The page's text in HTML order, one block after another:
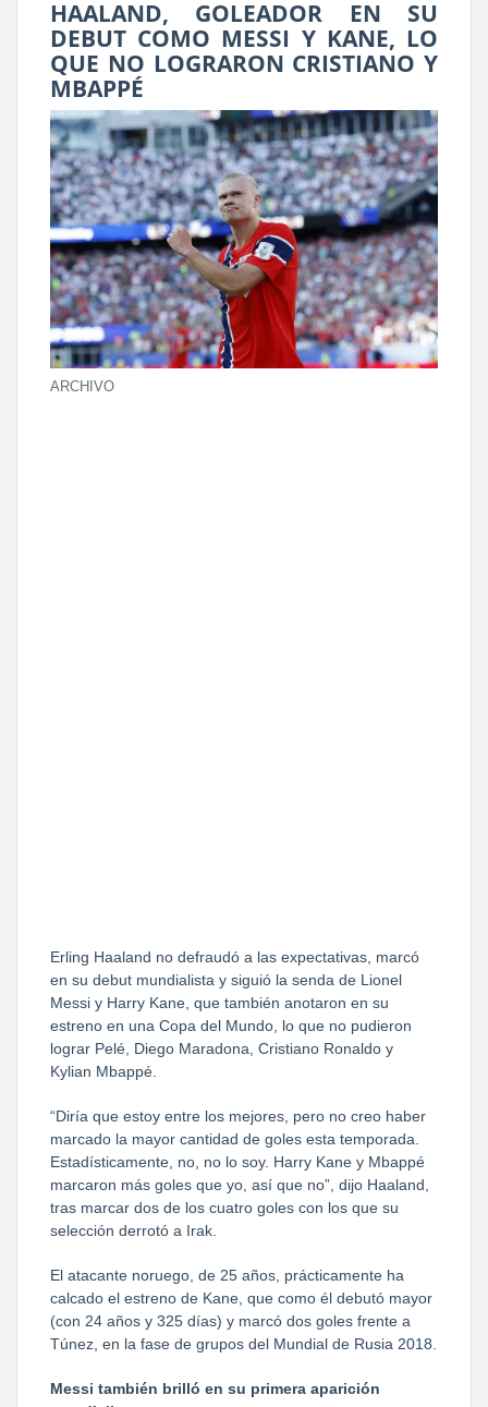
HAALAND, GOLEADOR EN SU
DEBUT COMO MESSI Y KANE, LO
QUE NO LOGRARON CRISTIANO Y
MBAPPÉ
ARCHIVO
Erling Haaland no defraudó a las expectativas, marcó
en su debut mundialista y siguió la senda de Lionel
Messi y Harry Kane, que también anotaron en su
estreno en una Copa del Mundo, lo que no pudieron
lograr Pelé, Diego Maradona, Cristiano Ronaldo y
Kylian Mbappé.
“Diría que estoy entre los mejores, pero no creo haber
marcado la mayor cantidad de goles esta temporada.
Estadísticamente, no, no lo soy. Harry Kane y Mbappé
marcaron más goles que yo, así que no”, dijo Haaland,
tras marcar dos de los cuatro goles con los que su
selección derrotó a Irak.
El atacante noruego, de 25 años, prácticamente ha
calcado el estreno de Kane, que como él debutó mayor
(con 24 años y 325 días) y marcó dos goles frente a
Túnez, en la fase de grupos del Mundial de Rusia 2018.
Messi también brilló en su primera aparición